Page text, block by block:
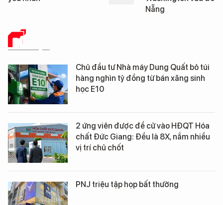
Nẵng
DỮ LIỆU
Chủ đầu tư Nhà máy Dung Quất bỏ túi
hàng nghìn tỷ đồng từ bán xăng sinh
học E10
2 ứng viên được đề cử vào HĐQT Hóa
chất Đức Giang: Đều là 8X, nắm nhiều
vị trí chủ chốt
PNJ triệu tập họp bất thường